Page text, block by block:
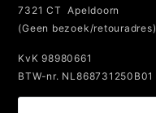
7321 CT Apeldoorn
(Geen bezoek/retouradres)
KvK 98980661
BTW-nr. NL868731250B01